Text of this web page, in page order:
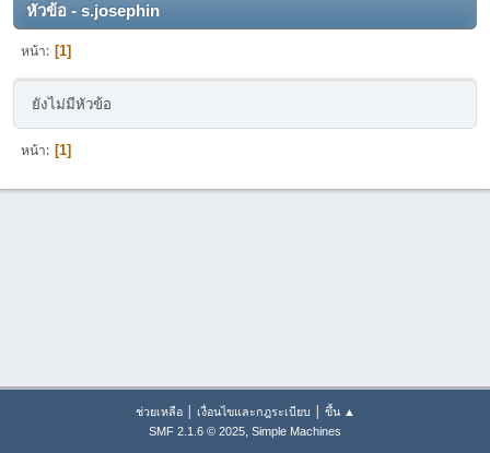
หัวข้อ - s.josephin
หน้า 1
ยังไม่มีหัวข้อ
หน้า 1
ช่วยเหลือ| เงื่อนไขและกฎระเบียบ | ขึ้น ▲
SMF 2.1.6 © 2025, Simple Machines